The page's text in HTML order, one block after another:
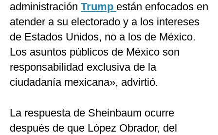
administración Trump están enfocados en
atender a su electorado y a los intereses
de Estados Unidos, no a los de México.
Los asuntos públicos de México son
responsabilidad exclusiva de la
ciudadanía mexicana», advirtió.
La respuesta de Sheinbaum ocurre
después de que López Obrador, del